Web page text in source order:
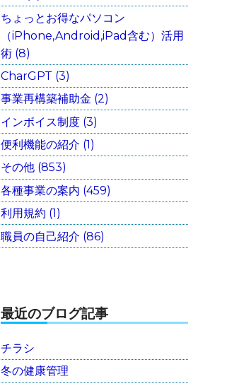
ちょっとお得なパソコン
（iPhone,Android,iPad含む）活用
術 (8)
CharGPT (3)
事業再構築補助金 (2)
インボイス制度 (3)
便利機能の紹介 (1)
その他 (853)
各種事業の案内 (459)
利用規約 (1)
職員の自己紹介 (86)
最近のブログ記事
チラシ
冬の健康管理